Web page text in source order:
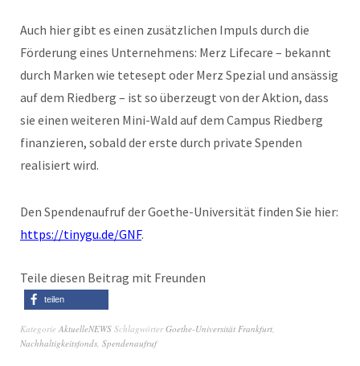
Auch hier gibt es einen zusätzlichen Impuls durch die
Förderung eines Unternehmens: Merz Lifecare – bekannt
durch Marken wie tetesept oder Merz Spezial und ansässig
auf dem Riedberg – ist so überzeugt von der Aktion, dass
sie einen weiteren Mini-Wald auf dem Campus Riedberg
finanzieren, sobald der erste durch private Spenden
realisiert wird.
Den Spendenaufruf der Goethe-Universität finden Sie hier:
https://tinygu.de/GNF.
Teile diesen Beitrag mit Freunden
teilen
Kategorie AktuelleNEWS SchlagwörterGoethe-Universität Frankfurt
Nachhaltigkeitsfonds Spendenaufruf